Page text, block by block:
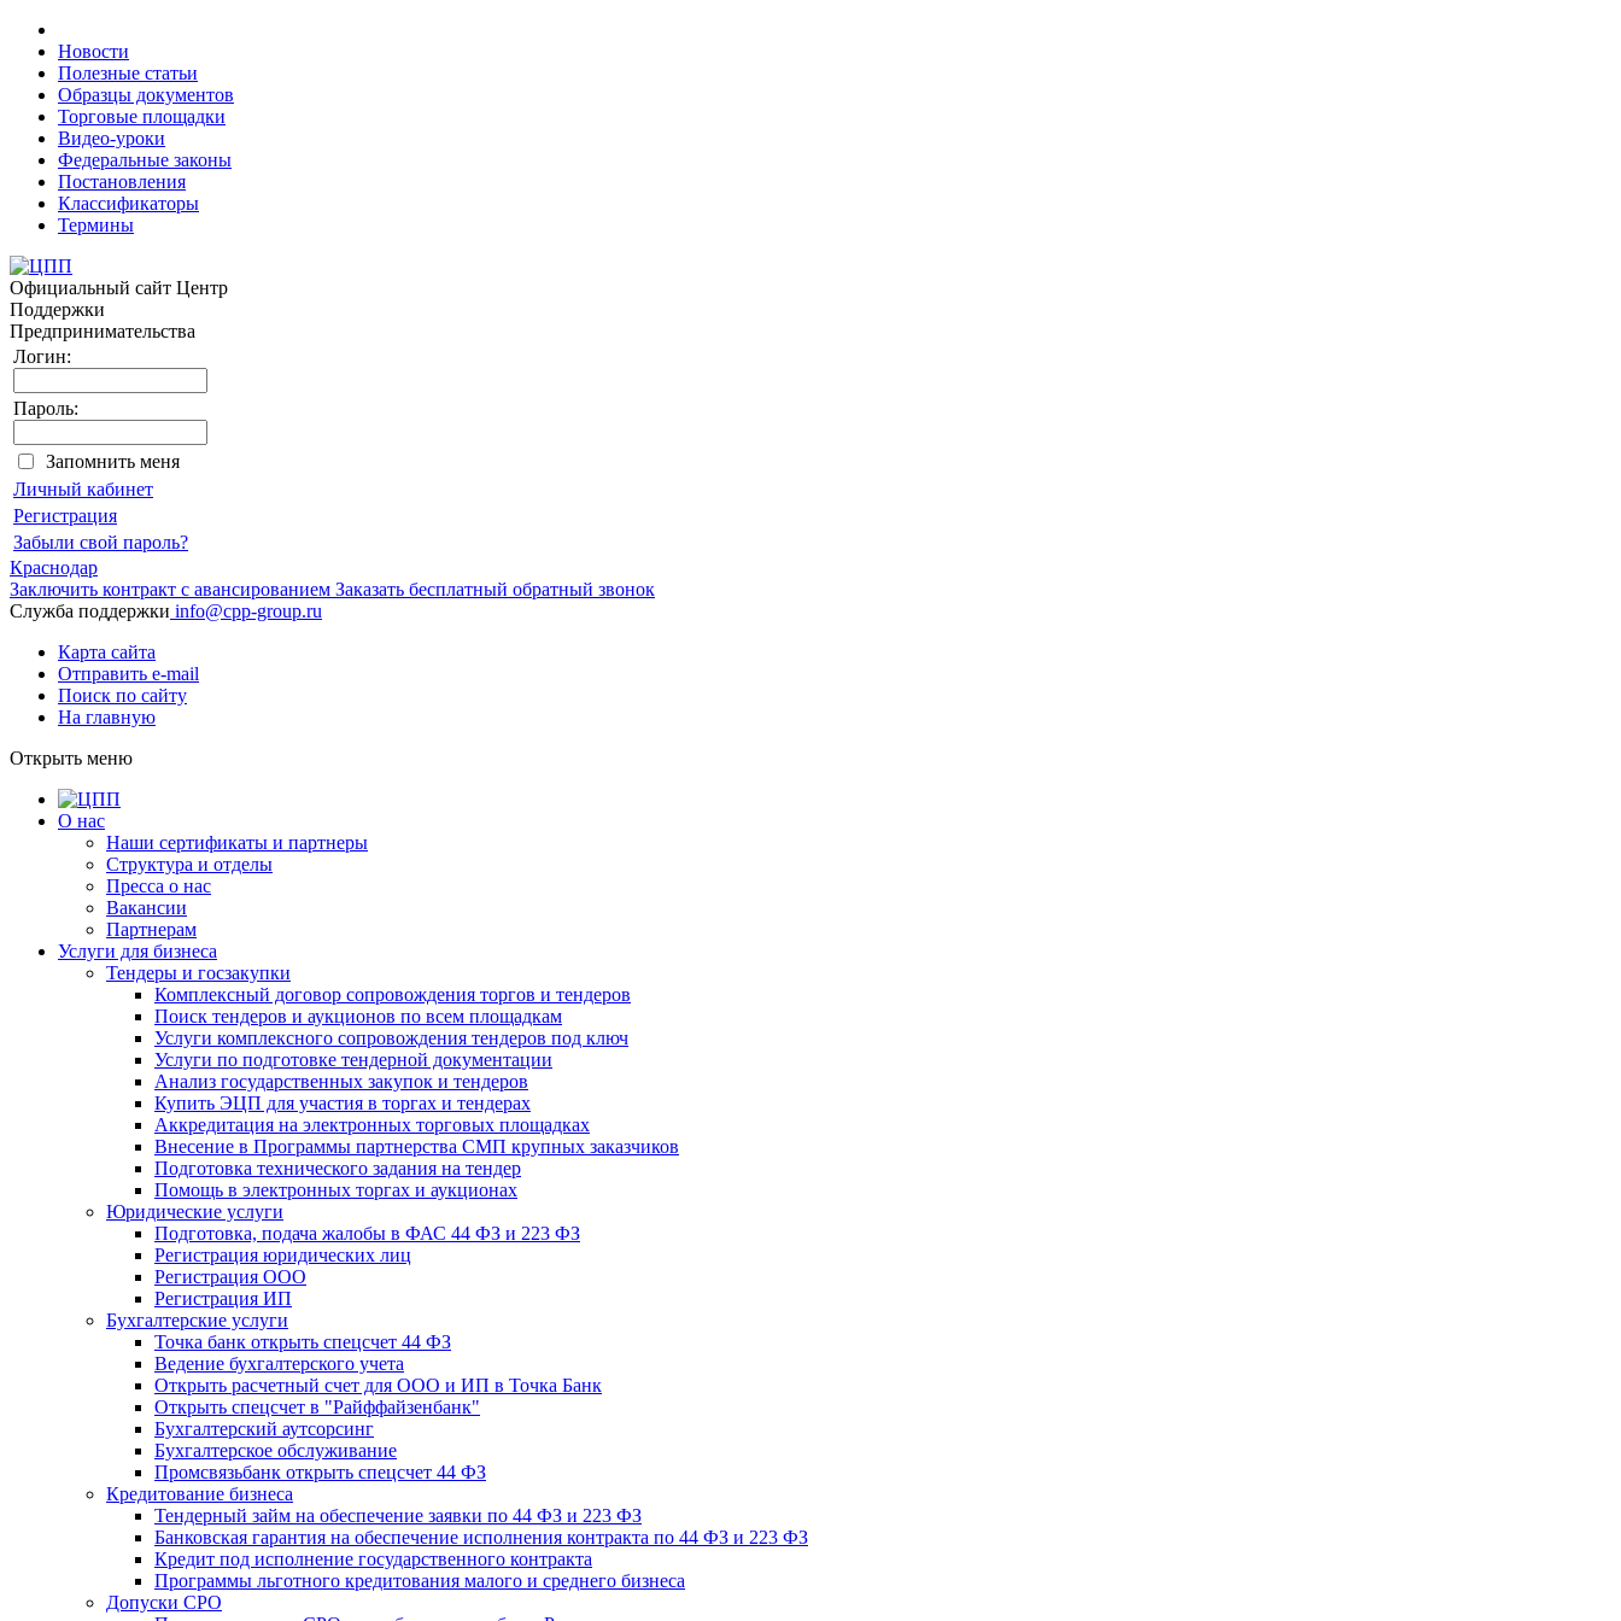
Новости
Полезные статьи
Образцы документов
Торговые площадки
Видео-уроки
Федеральные законы
Постановления
Классификаторы
Термины
Официальный сайт Центр
Поддержки
Предпринимательства
Логин:
Пароль:
Запомнить меня
Личный кабинет
Регистрация
Забыли свой пароль?
Краснодар
Заключить контракт с авансированием Заказать бесплатный обратный звонок
Служба поддержки info@cpp-group.ru
Карта сайта
Отправить e-mail
Поиск по сайту
На главную
Открыть меню
О нас
Наши сертификаты и партнеры
Структура и отделы
Пресса о нас
Вакансии
Партнерам
Услуги для бизнеса
Тендеры и госзакупки
Комплексный договор сопровождения торгов и тендеров
Поиск тендеров и аукционов по всем площадкам
Услуги комплексного сопровождения тендеров под ключ
Услуги по подготовке тендерной документации
Анализ государственных закупок и тендеров
Купить ЭЦП для участия в торгах и тендерах
Аккредитация на электронных торговых площадках
Внесение в Программы партнерства СМП крупных заказчиков
Подготовка технического задания на тендер
Помощь в электронных торгах и аукционах
Юридические услуги
Подготовка, подача жалобы в ФАС 44 ФЗ и 223 ФЗ
Регистрация юридических лиц
Регистрация ООО
Регистрация ИП
Бухгалтерские услуги
Точка банк открыть спецсчет 44 ФЗ
Ведение бухгалтерского учета
Открыть расчетный счет для ООО и ИП в Точка Банк
Открыть спецсчет в "Райффайзенбанк"
Бухгалтерский аутсорсинг
Бухгалтерское обслуживание
Промсвязьбанк открыть спецсчет 44 ФЗ
Кредитование бизнеса
Тендерный займ на обеспечение заявки по 44 ФЗ и 223 ФЗ
Банковская гарантия на обеспечение исполнения контракта по 44 ФЗ и 223 ФЗ
Кредит под исполнение государственного контракта
Программы льготного кредитования малого и среднего бизнеса
Допуски СРО